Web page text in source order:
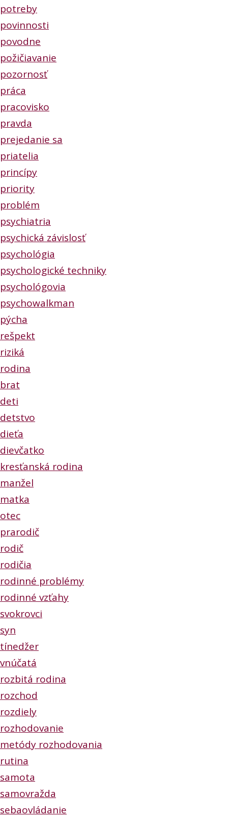
potreby
povinnosti
povodne
požičiavanie
pozornosť
práca
pracovisko
pravda
prejedanie sa
priatelia
princípy
priority
problém
psychiatria
psychická závislosť
psychológia
psychologické techniky
psychológovia
psychowalkman
pýcha
rešpekt
riziká
rodina
brat
deti
detstvo
dieťa
dievčatko
kresťanská rodina
manžel
matka
otec
prarodič
rodič
rodičia
rodinné problémy
rodinné vzťahy
svokrovci
syn
tínedžer
vnúčatá
rozbitá rodina
rozchod
rozdiely
rozhodovanie
metódy rozhodovania
rutina
samota
samovražda
sebaovládanie